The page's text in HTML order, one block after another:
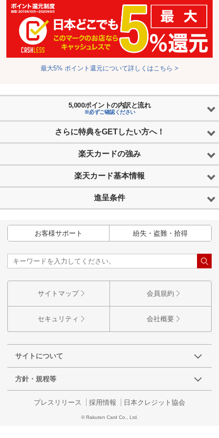
最大5% ポイント還元について詳しくはこちら >
5,000ポイントの内訳と流れ
※必ずご確認ください
さらに特典をGETしたい方へ！
楽天カードの強み
楽天カード基本情報
進呈条件
お客様サポート 紛失・盗難・拾得
サイトマップ 会員規約
セキュリティ 会社概要
サイトについて
方針・規程等
プレスリリース 採用情報 日本クレジット協会
© Rakuten Card Co., Ltd.